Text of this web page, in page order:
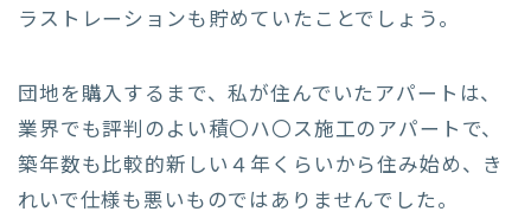
ラストレーションも貯めていたことでしょう。
団地を購入するまで、私が住んでいたアパートは、
業界でも評判のよい積〇ハ〇ス施工のアパートで、
築年数も比較的新しい４年くらいから住み始め、き
れいで仕様も悪いものではありませんでした。